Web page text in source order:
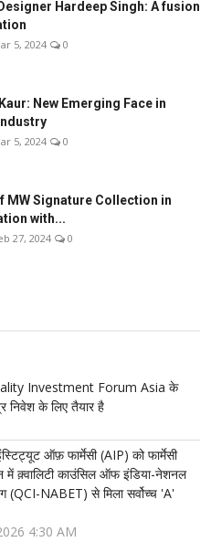
Hardeep Singh: A fusion
5, 2024 0
New Emerging Face in
5, 2024 0
MW Signature Collection in
with...
27, 2024 0
Investment Forum Asia के
निवेश के लिए तैयार है
ऑफ़ फार्मेसी (AIP) को फार्मेसी
क़्वालिटी काउंसिल ऑफ इंडिया-नेशनल
(QCI-NABET) से मिला सर्वोच्च 'A'
4:30 AM